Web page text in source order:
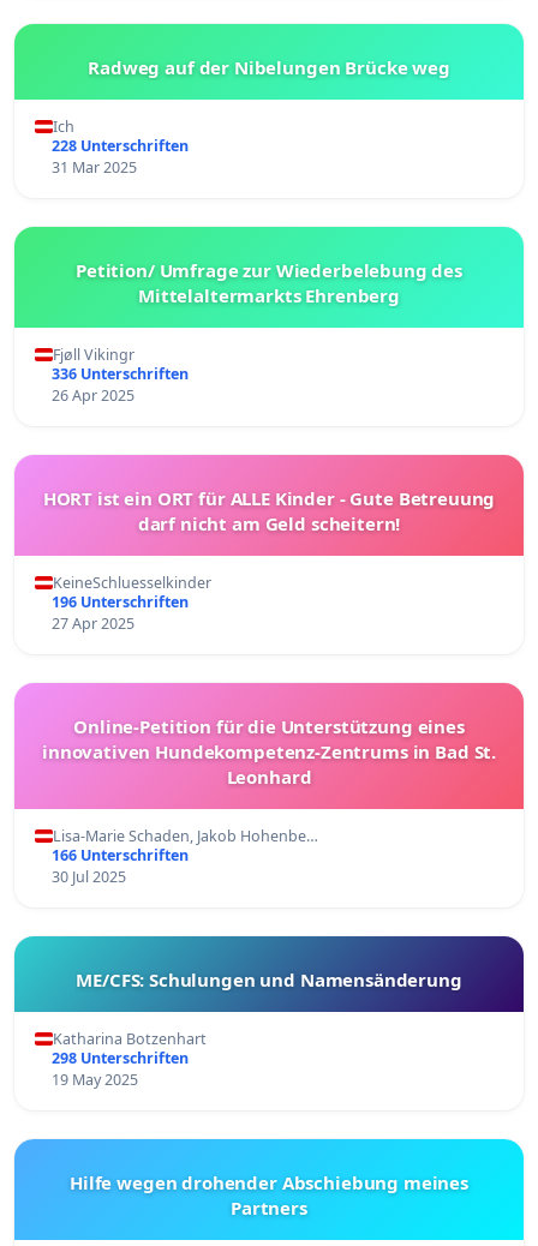
Radweg auf der Nibelungen Brücke weg
Ich
228 Unterschriften
31 Mar 2025
Petition/ Umfrage zur Wiederbelebung des
Mittelaltermarkts Ehrenberg
Fjøll Vikingr
336 Unterschriften
26 Apr 2025
HORT ist ein ORT für ALLE Kinder - Gute Betreuung
darf nicht am Geld scheitern!
KeineSchluesselkinder
196 Unterschriften
27 Apr 2025
Online-Petition für die Unterstützung eines
innovativen Hundekompetenz-Zentrums in Bad St.
Leonhard
Lisa-Marie Schaden, Jakob Hohenbe…
166 Unterschriften
30 Jul 2025
ME/CFS: Schulungen und Namensänderung
Katharina Botzenhart
298 Unterschriften
19 May 2025
Hilfe wegen drohender Abschiebung meines
Partners